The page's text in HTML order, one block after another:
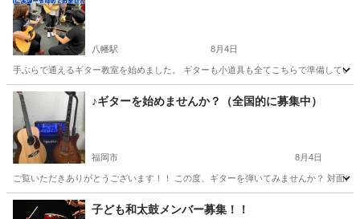
八幡駅 8月4日
手ぶらで通えるギター教室を始めました。 ギターも小道具も全てこちらで準備して
福岡 北九州市 八幡駅 ギター レッスン
♪ギターを始めませんか？（全国的に募集中）
福岡市 8月4日
ご覧いただきありがとうございます！！ この度、ギターを弾いてみませんか？ 対面
福岡 福岡市 ギター レッスン
子ども和太鼓メンバー募集！！